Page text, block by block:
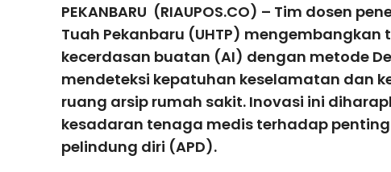
PEKANBARU (RIAUPOS.CO) – Tim dosen
Tuah Pekanbaru (UHTP) mengembangkan
kecerdasan buatan (AI) dengan metode
mendeteksi kepatuhan keselamatan dan
ruang arsip rumah sakit. Inovasi ini
kesadaran tenaga medis terhadap
pelindung diri (APD).